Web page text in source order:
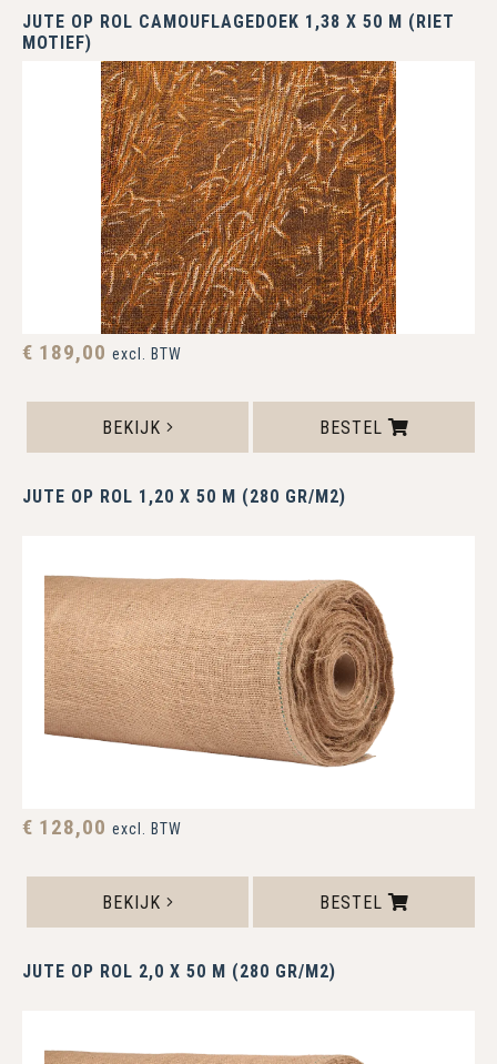
JUTE OP ROL CAMOUFLAGEDOEK 1,38 X 50 M (RIET
MOTIEF)
€ 189,00 excl. BTW
BEKIJK BESTEL
JUTE OP ROL 1,20 X 50 M (280 GR/M2)
€ 128,00 excl. BTW
BEKIJK BESTEL
JUTE OP ROL 2,0 X 50 M (280 GR/M2)